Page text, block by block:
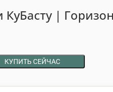
|
КУПИТЬ СЕЙЧАС